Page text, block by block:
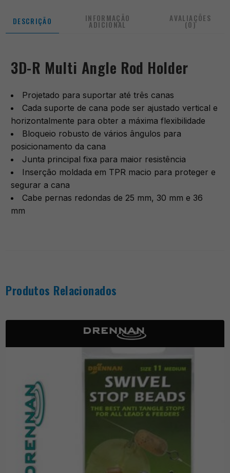
DESCRIÇÃO INFORMAÇÃO
ADICIONAL
AVALIAÇÕES
(0)
3D-R Multi Angle Rod Holder
Projetado para suportar até três canas
Cada suporte de cana pode ser ajustado vertical e
horizontalmente para obter a máxima flexibilidade
Bloqueio robusto de vários ângulos para
posicionamento da cana
Junta principal fixa para maior resistência
Inserção moldada em TPR macio para proteger e
segurar a cana
Cabe pernas redondas de 25 mm, 30 mm e 36
mm
Produtos Relacionados